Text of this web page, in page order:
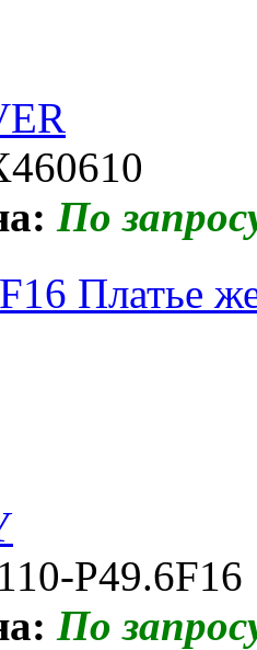
По
Платье
P49.6F16
По